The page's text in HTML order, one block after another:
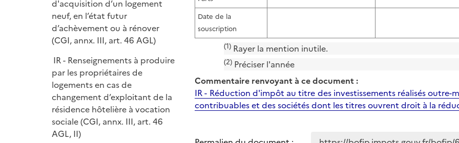
d'acquisition d’un logement
neuf, en l’état futur
d’achèvement ou à rénover
(CGI, annx. III, art. 46 AGL)
IR - Renseignements à produire
par les propriétaires de
logements en cas de
changement d’exploitant de la
résidence hôtelière à vocation
sociale (CGI, annx. III, art. 46
AGL, II)
Date de la
souscription
(1)Rayer la mention inutile.
(2)Préciser l'année
Commentaire renvoyant à ce document :
IR - Réduction d'impôt au titre des investissements réalisés outre-
contribuables et des sociétés dont les titres ouvrent droit à la